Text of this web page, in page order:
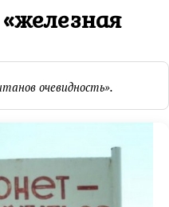
очевидность».